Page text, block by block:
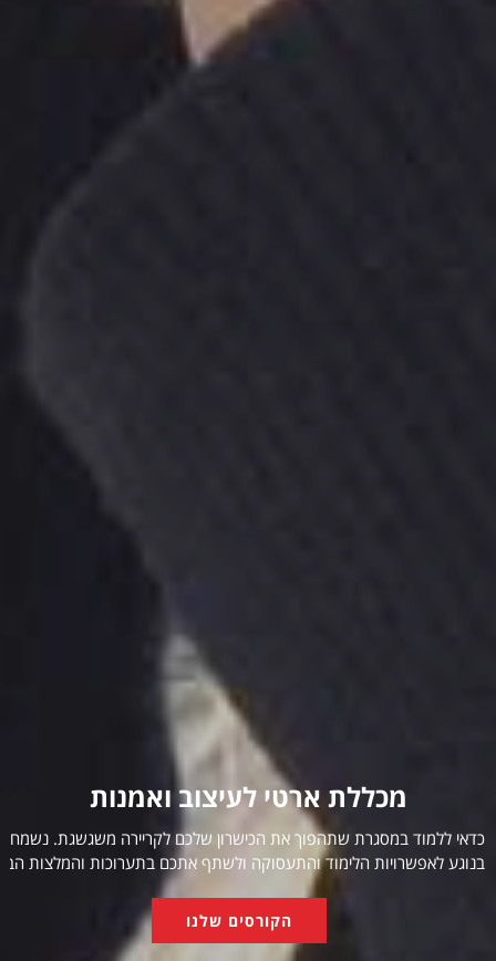
מכללת ארטי לעיצוב ואמנות
כדאי ללמוד במסגרת שתהפוך את הכישרון שלכם לקריירה משגשגת. נשמח
בנוגע לאפשרויות הלימוד והתעסוקה ולשתף אתכם בתערוכות והמלצות
הקורסים שלנו